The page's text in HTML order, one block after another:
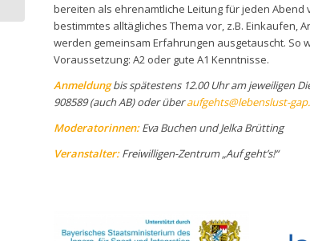
bereiten als ehrenamtliche Leitung für jeden Abend
bestimmtes alltägliches Thema vor, z.B. Einkaufen,
werden gemeinsam Erfahrungen ausgetauscht. So
Voraussetzung: A2 oder gute A1 Kenntnisse.
Anmeldungbis spätestens 12.00 Uhr am jeweiligen
908589 (auch AB) oder überaufgehts@lebenslust-
Moderatorinnen:Eva Buchen und Jelka Brütting
Veranstalter:Freiwilligen-Zentrum „Auf geht’s!“